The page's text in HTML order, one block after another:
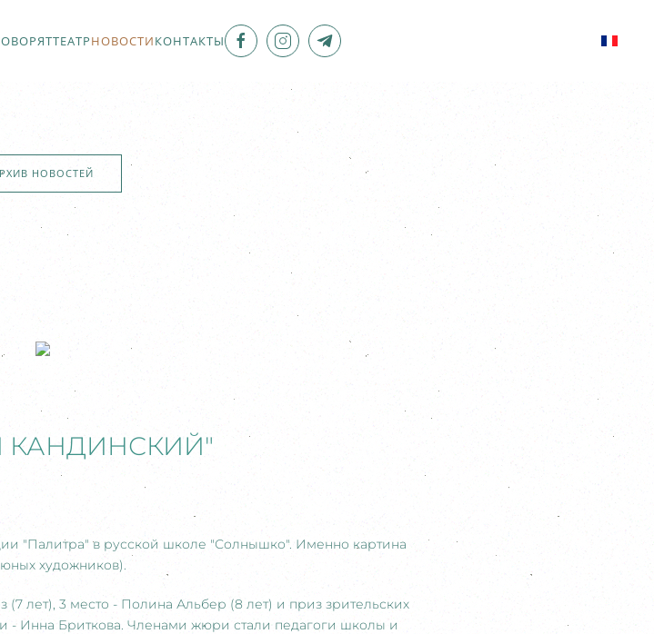
ТЕАТРНОВОСТИКОНТАКТЫ
НОВОСТЕЙ
КАНДИНСКИЙ"
"Палитра" в русской школе "Солнышко". Именно картина
художников).
(7 лет), 3 место - Полина Альбер (8 лет) и приз зрительских
- Инна Бриткова. Членами жюри стали педагоги школы и